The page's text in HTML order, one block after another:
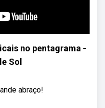
no pentagrama -
Sol
abraço!